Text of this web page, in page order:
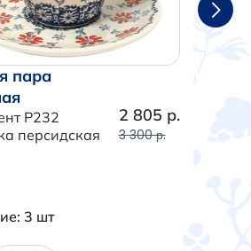
пара
P232
персидская
2 805 р.
3 300 р.
3 шт